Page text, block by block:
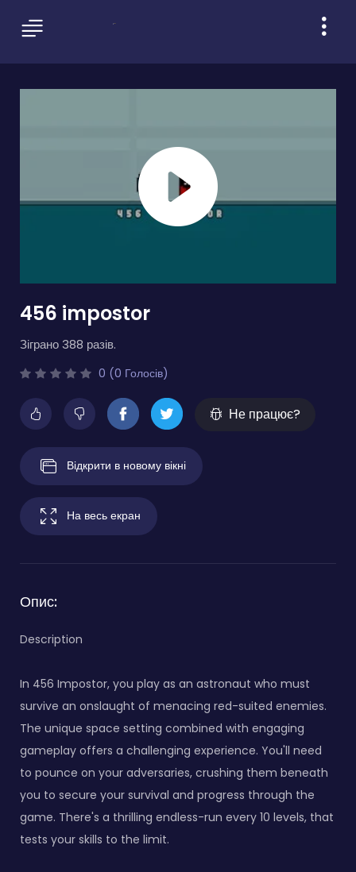
456 impostor
Зіграно 388 разів.
0 (0 Голосів)
Не працює?
Відкрити в новому вікні
На весь екран
Опис:
Description
In 456 Impostor, you play as an astronaut who must
survive an onslaught of menacing red-suited enemies.
The unique space setting combined with engaging
gameplay offers a challenging experience. You'll need
to pounce on your adversaries, crushing them beneath
you to secure your survival and progress through the
game. There's a thrilling endless-run every 10 levels, that
tests your skills to the limit.